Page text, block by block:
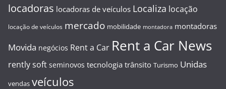
locadoras locadoras de veículos Localiza locação
locação de veículos mercado mobilidade montadora montadoras
Movida negócios Rent a Car Rent a Car News
rently soft seminovos tecnologia trânsito Turismo Unidas
vendas veículos